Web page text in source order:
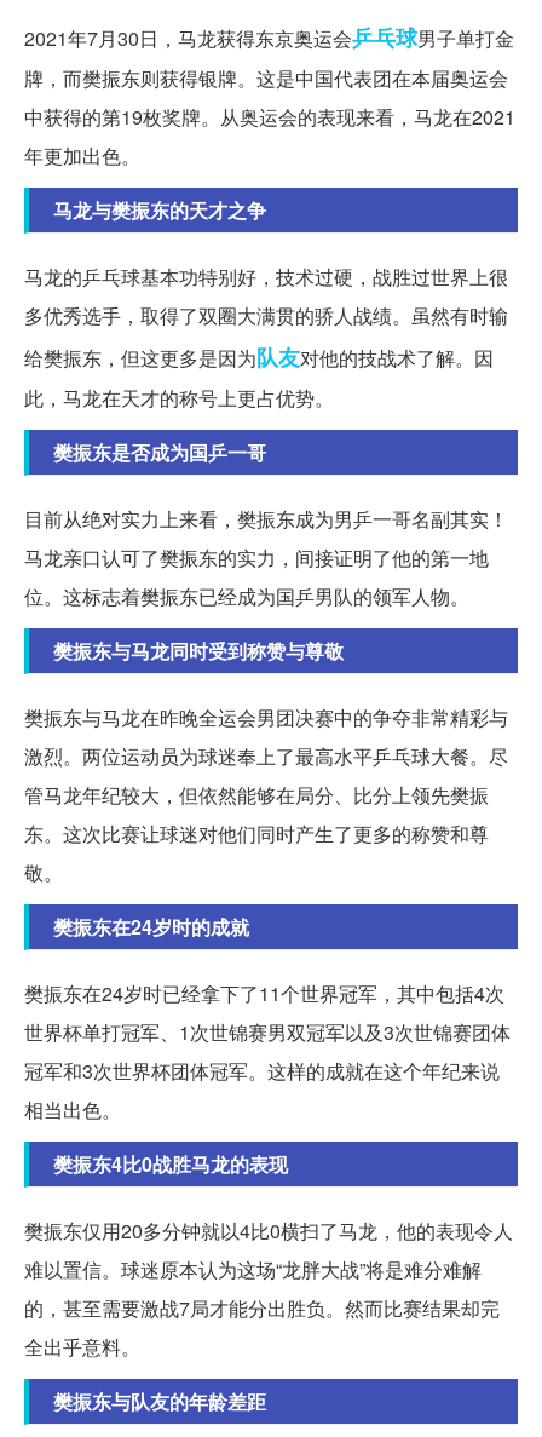
2021年7月30日，马龙获得东京奥运会乒乓球男子单打金
牌，而樊振东则获得银牌。这是中国代表团在本届奥运会
中获得的第19枚奖牌。从奥运会的表现来看，马龙在2021
年更加出色。
马龙与樊振东的天才之争
马龙的乒乓球基本功特别好，技术过硬，战胜过世界上很
多优秀选手，取得了双圈大满贯的骄人战绩。虽然有时输
给樊振东，但这更多是因为队友对他的技战术了解。因
此，马龙在天才的称号上更占优势。
樊振东是否成为国乒一哥
目前从绝对实力上来看，樊振东成为男乒一哥名副其实！
马龙亲口认可了樊振东的实力，间接证明了他的第一地
位。这标志着樊振东已经成为国乒男队的领军人物。
樊振东与马龙同时受到称赞与尊敬
樊振东与马龙在昨晚全运会男团决赛中的争夺非常精彩与
激烈。两位运动员为球迷奉上了最高水平乒乓球大餐。尽
管马龙年纪较大，但依然能够在局分、比分上领先樊振
东。这次比赛让球迷对他们同时产生了更多的称赞和尊
敬。
樊振东在24岁时的成就
樊振东在24岁时已经拿下了11个世界冠军，其中包括4次
世界杯单打冠军、1次世锦赛男双冠军以及3次世锦赛团体
冠军和3次世界杯团体冠军。这样的成就在这个年纪来说
相当出色。
樊振东4比0战胜马龙的表现
樊振东仅用20多分钟就以4比0横扫了马龙，他的表现令人
难以置信。球迷原本认为这场“龙胖大战”将是难分难解
的，甚至需要激战7局才能分出胜负。然而比赛结果却完
全出乎意料。
樊振东与队友的年龄差距